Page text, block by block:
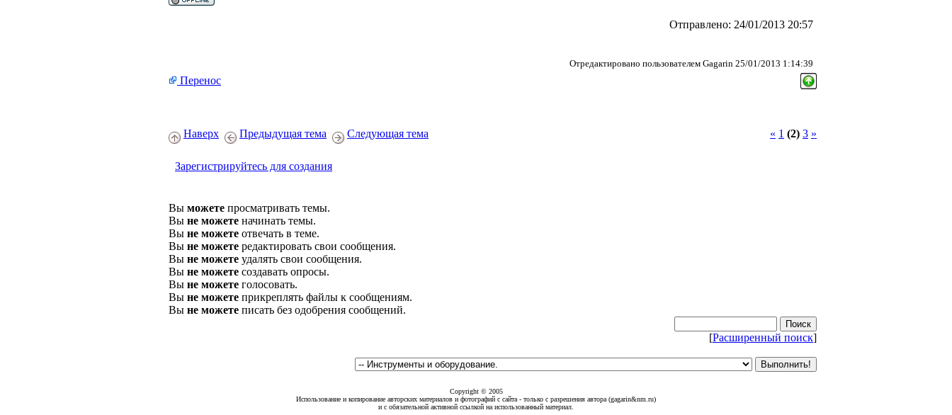
Отправлено: 24/01/2013 20:57
Отредактировано пользователем Gagarin 25/01/2013 1:14:39
Перенос
Наверх Предыдущая тема Следующая тема « 1 (2) 3 »
Зарегистрируйтесь для создания
Вы можете просматривать темы.
Вы не можете начинать темы.
Вы не можете отвечать в теме.
Вы не можете редактировать свои сообщения.
Вы не можете удалять свои сообщения.
Вы не можете создавать опросы.
Вы не можете голосовать.
Вы не можете прикреплять файлы к сообщениям.
Вы не можете писать без одобрения сообщений.
[Расширенный поиск]
Copyright © 2005
Использование и копирование авторских материалов и фотографий с сайта - только с разрешения автора (gagarin&nm.ru)
и с обязательной активной ссылкой на использованный материал.